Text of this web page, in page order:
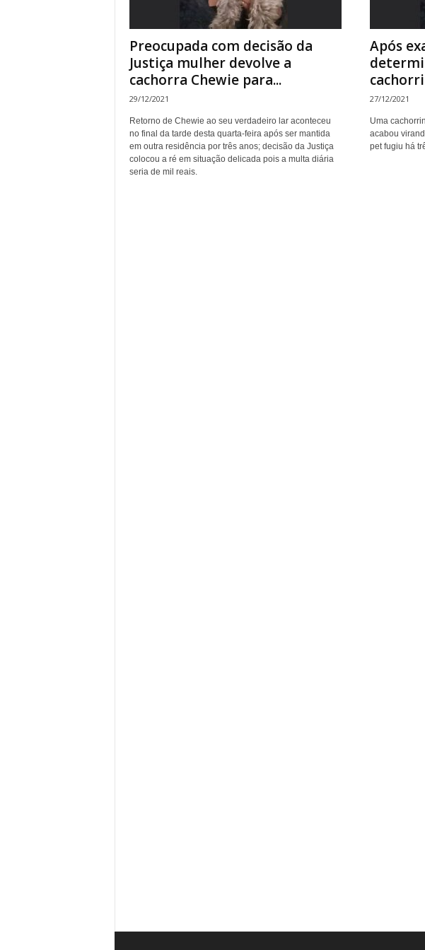
Preocupada com decisão da
Justiça mulher devolve a
cachorra Chewie para...
29/12/2021
Retorno de Chewie ao seu verdadeiro lar aconteceu
no final da tarde desta quarta-feira após ser mantida
em outra residência por três anos; decisão da Justiça
colocou a ré em situação delicada pois a multa diária
seria de mil reais.
Após
27/12/2021
Uma
acabou
pet fugiu há